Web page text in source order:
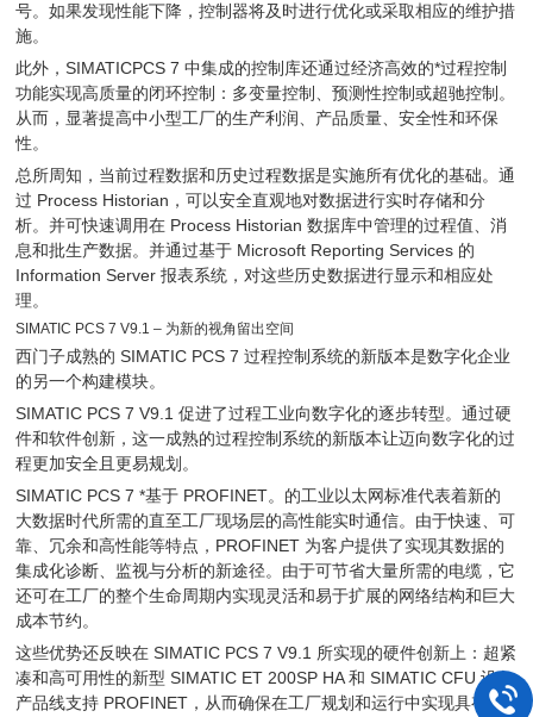
号。如果发现性能下降，控制器将及时进行优化或采取相应的维护措
施。
此外，SIMATICPCS 7 中集成的控制库还通过经济高效的*过程控制
功能实现高质量的闭环控制：多变量控制、预测性控制或超驰控制。
从而，显著提高中小型工厂的生产利润、产品质量、安全性和环保
性。
总所周知，当前过程数据和历史过程数据是实施所有优化的基础。通
过 Process Historian，可以安全直观地对数据进行实时存储和分
析。并可快速调用在 Process Historian 数据库中管理的过程值、消
息和批生产数据。并通过基于 Microsoft Reporting Services 的
Information Server 报表系统，对这些历史数据进行显示和相应处
理。
SIMATIC PCS 7 V9.1 – 为新的视角留出空间
西门子成熟的 SIMATIC PCS 7 过程控制系统的新版本是数字化企业
的另一个构建模块。
SIMATIC PCS 7 V9.1 促进了过程工业向数字化的逐步转型。通过硬
件和软件创新，这一成熟的过程控制系统的新版本让迈向数字化的过
程更加安全且更易规划。
SIMATIC PCS 7 *基于 PROFINET。的工业以太网标准代表着新的
大数据时代所需的直至工厂现场层的高性能实时通信。由于快速、可
靠、冗余和高性能等特点，PROFINET 为客户提供了实现其数据的
集成化诊断、监视与分析的新途径。由于可节省大量所需的电缆，它
还可在工厂的整个生命周期内实现灵活和易于扩展的网络结构和巨大
成本节约。
这些优势还反映在 SIMATIC PCS 7 V9.1 所实现的硬件创新上：超紧
凑和高可用性的新型 SIMATIC ET 200SP HA 和 SIMATIC CFU 设备
产品线支持 PROFINET，从而确保在工厂规划和运行中实现具有更